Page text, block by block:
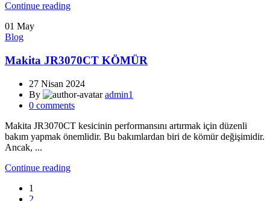
Continue reading
01 May
Blog
Makita JR3070CT KÖMÜR
27 Nisan 2024
By
admin1
0 comments
Makita JR3070CT kesicinin performansını artırmak için düzenli
bakım yapmak önemlidir. Bu bakımlardan biri de kömür değişimidir.
Ancak, ...
Continue reading
1
2